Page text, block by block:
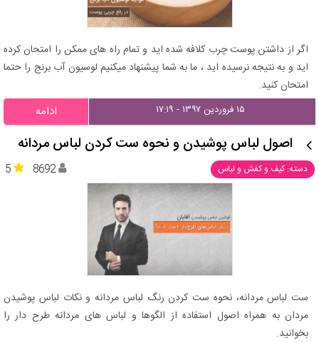
اگر از داشتن پوست چرب کلافه شده اید و تمام راه های ممکن را امتحان کرده
اید و به نتیجه نرسیده اید ، ما به شما پیشنهاد میکنیم لوسیون آب برنج را حتما
امتحان کنید.
۱۵ فروردین ۱۳۹۷ - ۱۷:۱۹ ادامه
اصول لباس پوشیدن و نحوه ست کردن لباس مردانه
دسته: کیف و کفش و لباس 5 8692
ست لباس مردانه، نحوه ست کردن رنگ لباس مردانه و نکات لباس پوشیدن
مردان به همراه اصول استفاده از الگوها و لباس های مردانه طرح دار را
بخوانید.